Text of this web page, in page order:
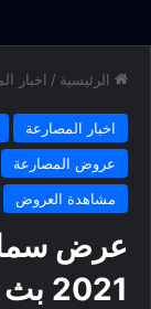
الرئيسية / اخبار
اخبار المصارعة
عروض المصارعة
مشاهدة العروض
2021 بث مباشر على الانترنت